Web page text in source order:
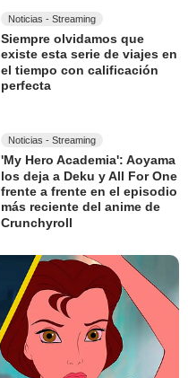
Noticias - Streaming
Siempre olvidamos que
existe esta serie de viajes en
el tiempo con calificación
perfecta
Noticias - Streaming
'My Hero Academia': Aoyama
los deja a Deku y All For One
frente a frente en el episodio
más reciente del anime de
Crunchyroll